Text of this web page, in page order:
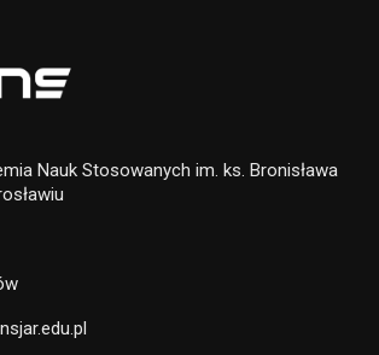
Nauk Stosowanych im. ks. Bronisława